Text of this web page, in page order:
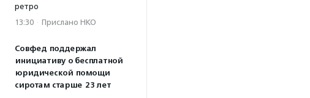
ретро
13:30 · Прислано НКО
Совфед поддержал
инициативу о бесплатной
юридической помощи
сиротам старше 23 лет